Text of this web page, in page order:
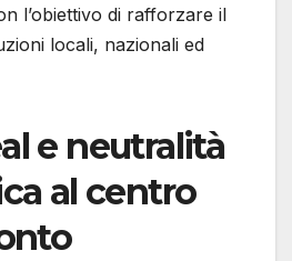
l’obiettivo di rafforzare il
locali, nazionali ed
e neutralità
al centro